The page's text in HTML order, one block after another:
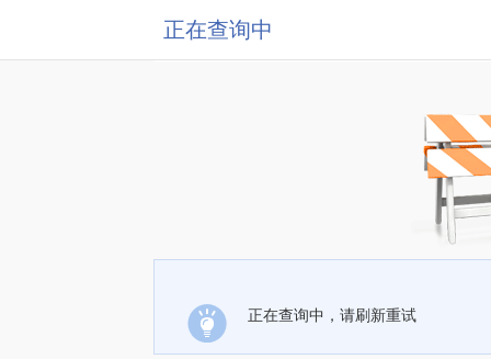
正在查询中
正在查询中，请刷新重试